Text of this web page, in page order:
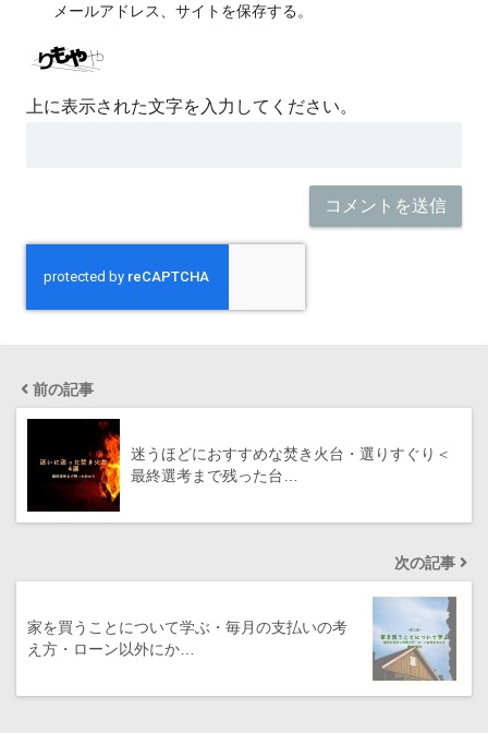
メールアドレス、サイトを保存する。
上に表示された文字を入力してください。
前の記事
迷うほどにおすすめな焚き火台・選りすぐり＜
最終選考まで残った台…
次の記事
家を買うことについて学ぶ・毎月の支払いの考
え方・ローン以外にか…